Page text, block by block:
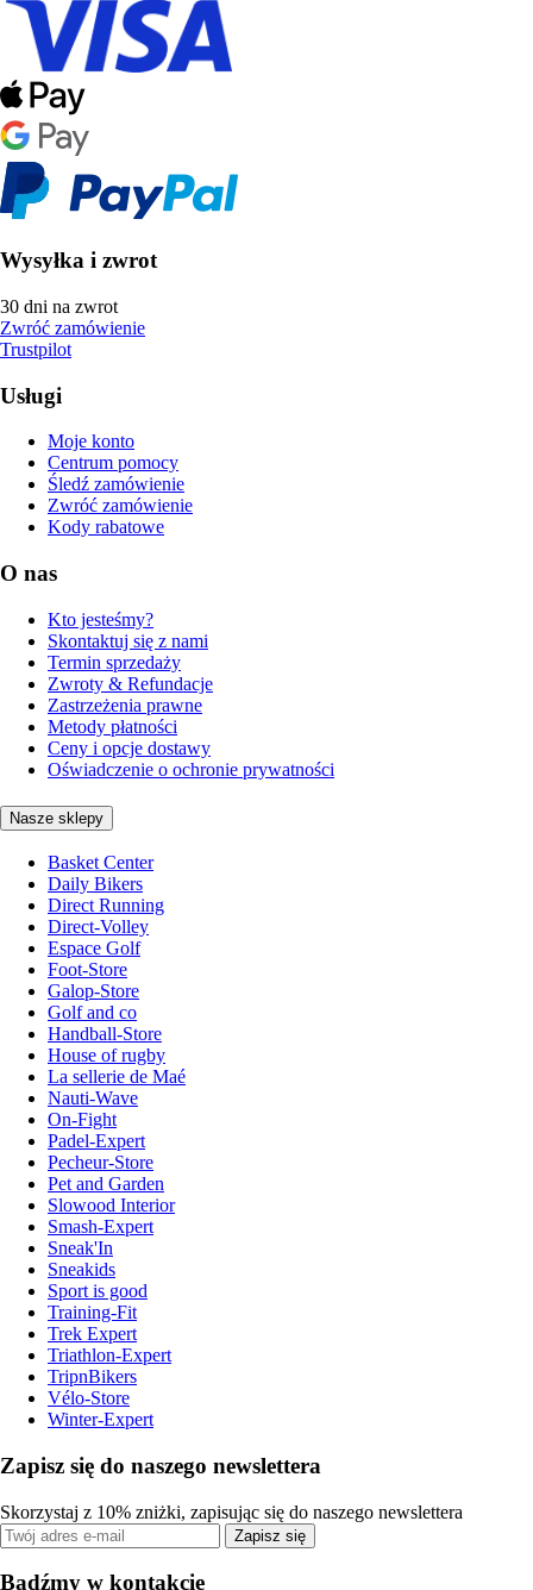
Wysyłka i zwrot
30 dni na zwrot
Zwróć zamówienie
Trustpilot
Usługi
Moje konto
Centrum pomocy
Śledź zamówienie
Zwróć zamówienie
Kody rabatowe
O nas
Kto jesteśmy?
Skontaktuj się z nami
Termin sprzedaży
Zwroty & Refundacje
Zastrzeżenia prawne
Metody płatności
Ceny i opcje dostawy
Oświadczenie o ochronie prywatności
Nasze sklepy
Basket Center
Daily Bikers
Direct Running
Direct-Volley
Espace Golf
Foot-Store
Galop-Store
Golf and co
Handball-Store
House of rugby
La sellerie de Maé
Nauti-Wave
On-Fight
Padel-Expert
Pecheur-Store
Pet and Garden
Slowood Interior
Smash-Expert
Sneak'In
Sneakids
Sport is good
Training-Fit
Trek Expert
Triathlon-Expert
TripnBikers
Vélo-Store
Winter-Expert
Zapisz się do naszego newslettera
Skorzystaj z 10% zniżki, zapisując się do naszego newslettera
Zapisz się
Bądźmy w kontakcie